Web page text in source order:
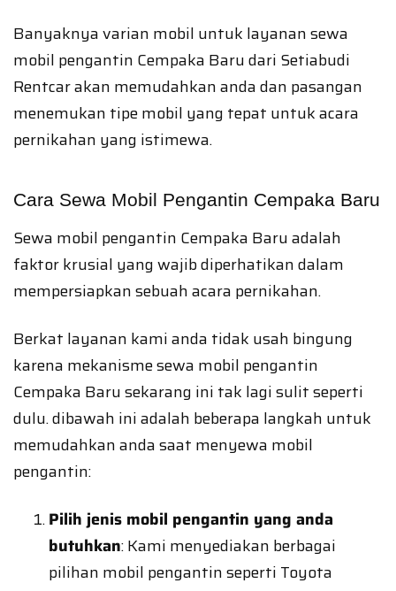
Banyaknya varian mobil untuk layanan sewa
mobil pengantin Cempaka Baru dari Setiabudi
Rentcar akan memudahkan anda dan pasangan
menemukan tipe mobil yang tepat untuk acara
pernikahan yang istimewa.
Cara Sewa Mobil Pengantin Cempaka Baru
Sewa mobil pengantin Cempaka Baru adalah
faktor krusial yang wajib diperhatikan dalam
mempersiapkan sebuah acara pernikahan.
Berkat layanan kami anda tidak usah bingung
karena mekanisme sewa mobil pengantin
Cempaka Baru sekarang ini tak lagi sulit seperti
dulu. dibawah ini adalah beberapa langkah untuk
memudahkan anda saat menyewa mobil
pengantin:
Pilih jenis mobil pengantin yang anda
butuhkan: Kami menyediakan berbagai
pilihan mobil pengantin seperti Toyota